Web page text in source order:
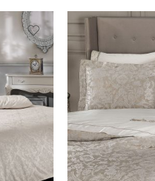
17,875₽